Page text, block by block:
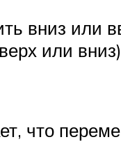
вниз или
или
что